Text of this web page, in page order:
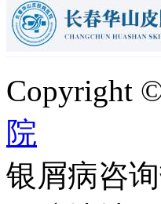
Copyright
院
银屑病咨询